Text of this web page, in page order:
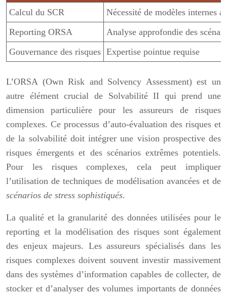
Calcul du SCR
Nécessité de modèles internes
Reporting ORSA
Analyse approfondie des
Gouvernance des risques Expertise pointue requise
L’ORSA (Own Risk and Solvency Assessment) est un
autre élément crucial de Solvabilité II qui prend une
dimension particulière pour les assureurs de risques
complexes. Ce processus d’auto-évaluation des risques et
de la solvabilité doit intégrer une vision prospective des
risques émergents et des scénarios extrêmes potentiels.
Pour les risques complexes, cela peut impliquer
l’utilisation de techniques de modélisation avancées et de
scénarios de stress sophistiqués.
La qualité et la granularité des données utilisées pour le
reporting et la modélisation des risques sont également
des enjeux majeurs. Les assureurs spécialisés dans les
risques complexes doivent souvent investir massivement
dans des systèmes d’information capables de collecter, de
stocker et d’analyser des volumes importants de données